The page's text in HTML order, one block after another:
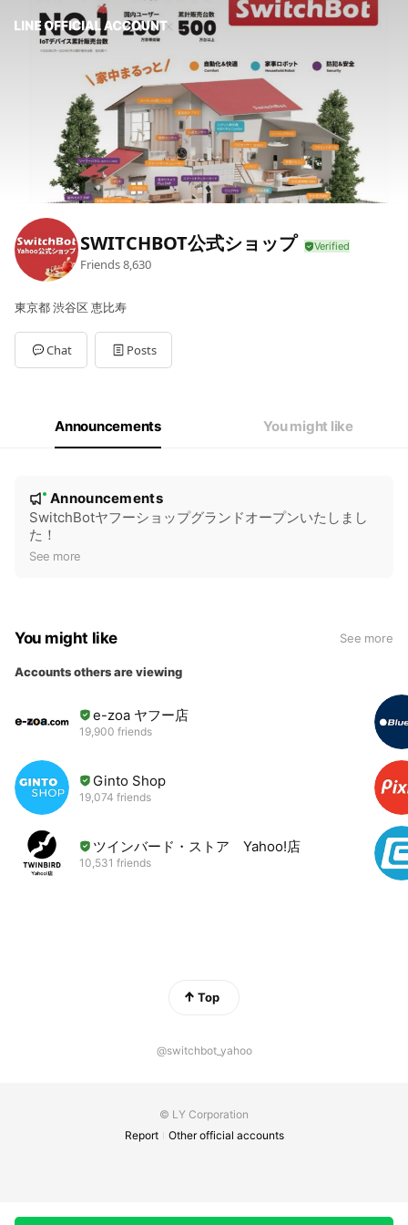
SWITCHBOT公式ショップ
Friends8,630
東京都 渋谷区 恵比寿
Chat Posts
Announcements You might like
New
Announcements
SwitchBotヤフーショップグランドオープンいたしまし
た！
See more
You might like See more
Accounts others are viewing
e-zoa ヤフー店
19,900 friends
Ginto Shop
19,074 friends
ツインバード・ストア Yahoo!店
10,531 friends
Top
@switchbot_yahoo
© LY Corporation
Report
Other official accounts